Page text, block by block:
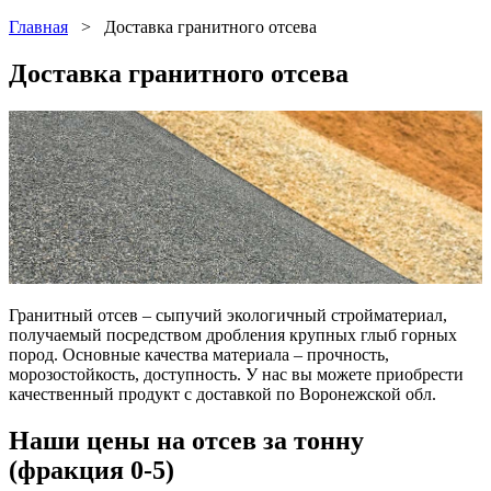
Главная > Доставка гранитного отсева
Доставка гранитного отсева
Гранитный отсев – сыпучий экологичный стройматериал,
получаемый посредством дробления крупных глыб горных
пород. Основные качества материала – прочность,
морозостойкость, доступность. У нас вы можете приобрести
качественный продукт с доставкой по Воронежской обл.
Наши цены на отсев за тонну
(фракция 0-5)